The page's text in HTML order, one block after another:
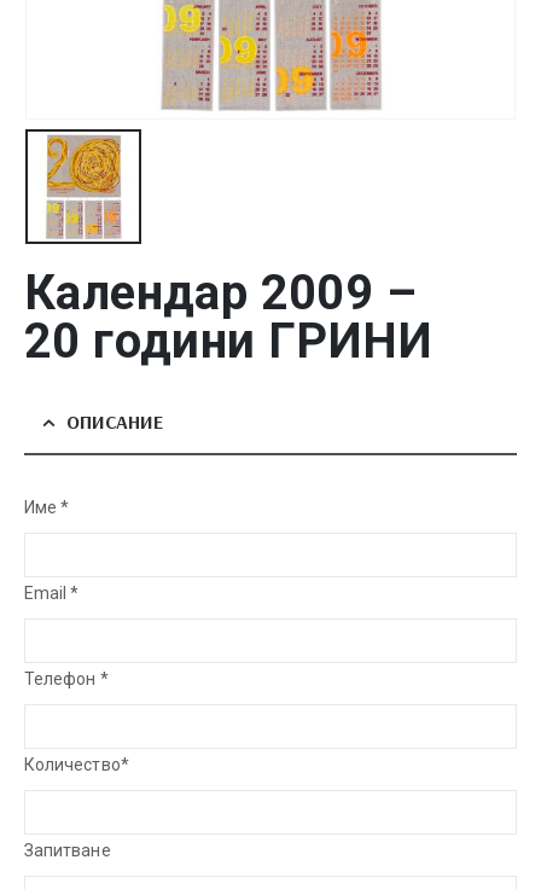
Календар 2009 –
20 години ГРИНИ
ОПИСАНИЕ
Име *
Email *
Телефон *
Количество*
Запитване